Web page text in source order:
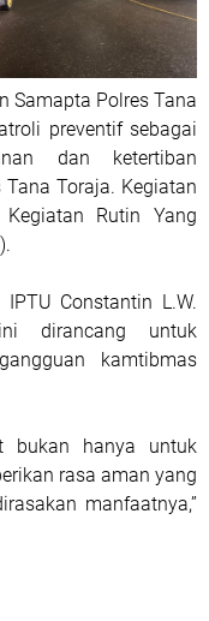
Samapta Polres Tana
preventif sebagai
dan ketertiban
Toraja. Kegiatan
Rutin Yang
Constantin L.W.
dirancang untuk
kamtibmas
bukan hanya untuk
rasa aman yang
manfaatnya,”